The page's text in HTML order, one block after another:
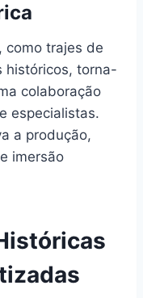
como trajes de
históricos, torna-
colaboração
especialistas.
a produção,
imersão